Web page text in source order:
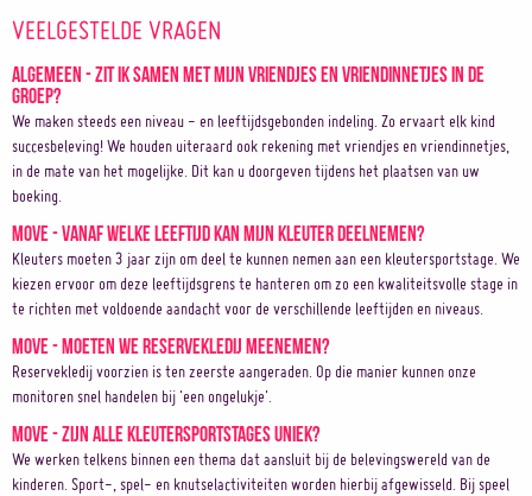
VEELGESTELDE VRAGEN
Algemeen - Zit ik samen met mijn vriendjes en vriendinnetjes in de
groep?
We maken steeds een niveau - en leeftijdsgebonden indeling. Zo ervaart elk kind
succesbeleving! We houden uiteraard ook rekening met vriendjes en vriendinnetjes,
in de mate van het mogelijke. Dit kan u doorgeven tijdens het plaatsen van uw
boeking.
Move - Vanaf welke leeftijd kan mijn kleuter deelnemen?
Kleuters moeten 3 jaar zijn om deel te kunnen nemen aan een kleutersportstage. We
kiezen ervoor om deze leeftijdsgrens te hanteren om zo een kwaliteitsvolle stage in
te richten met voldoende aandacht voor de verschillende leeftijden en niveaus.
Move - Moeten we reservekledij meenemen?
Reservekledij voorzien is ten zeerste aangeraden. Op die manier kunnen onze
monitoren snel handelen bij 'een ongelukje'.
Move - Zijn alle kleutersportstages uniek?
We werken telkens binnen een thema dat aansluit bij de belevingswereld van de
kinderen. Sport-, spel- en knutselactiviteiten worden hierbij afgewisseld. Bij speel